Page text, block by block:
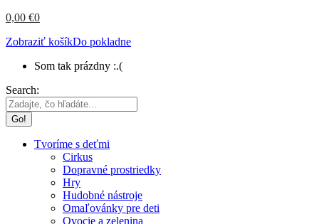
0,00 €0
Zobraziť košíkDo pokladne
Som tak prázdny :.(
Search:
Tvoríme s deťmi
Cirkus
Dopravné prostriedky
Hry
Hudobné nástroje
Omaľovánky pre deti
Ovocie a zelenina